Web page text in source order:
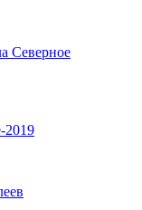
Северное
2019